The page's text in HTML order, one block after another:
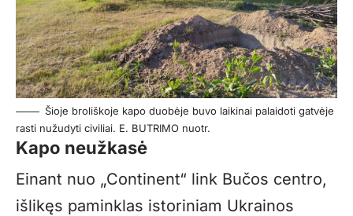
Šioje broliškoje kapo duobėje buvo laikinai palaidoti gatvėje
rasti nužudyti civiliai. E. BUTRIMO nuotr.
Kapo neužkasė
Einant nuo „Continent“ link Bučos centro,
išlikęs paminklas istoriniam Ukrainos